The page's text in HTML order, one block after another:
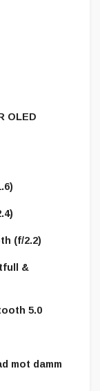
OLED
(f/2.2)
&
5.0
mot damm